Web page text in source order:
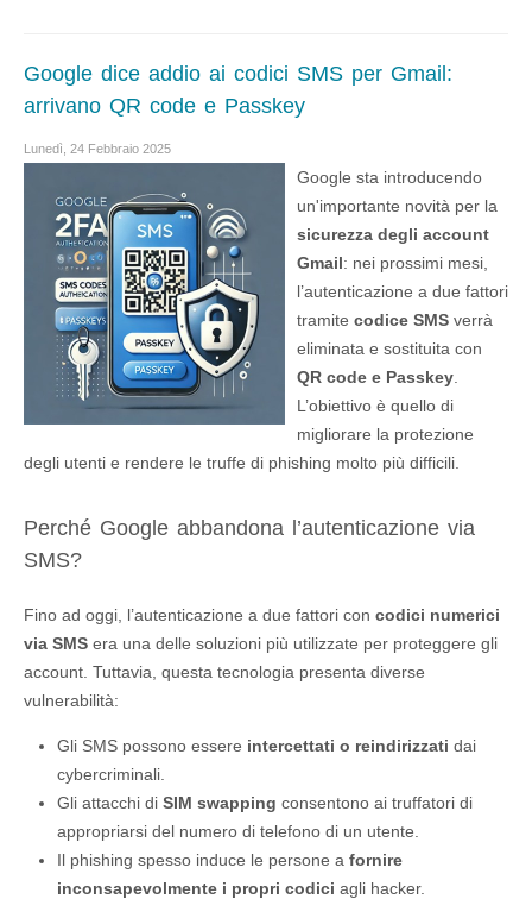
Google dice addio ai codici SMS per Gmail:
arrivano QR code e Passkey
Lunedì, 24 Febbraio 2025
Google sta introducendo
un'importante novità per la
sicurezza degli account
Gmail: nei prossimi mesi,
l’autenticazione a due fattori
tramite codice SMS verrà
eliminata e sostituita con
QR code e Passkey
L’obiettivo è quello di
migliorare la protezione
degli utenti e rendere le truffe di phishing molto più difficili.
Perché Google abbandona l’autenticazione via
SMS?
Fino ad oggi, l’autenticazione a due fattori con codici numerici
via SMS era una delle soluzioni più utilizzate per proteggere gli
account. Tuttavia, questa tecnologia presenta diverse
vulnerabilità:
Gli SMS possono essere intercettati o reindirizzati dai
cybercriminali.
Gli attacchi di SIM swapping consentono ai truffatori di
appropriarsi del numero di telefono di un utente.
Il phishing spesso induce le persone a fornire
inconsapevolmente i propri codici agli hacker.